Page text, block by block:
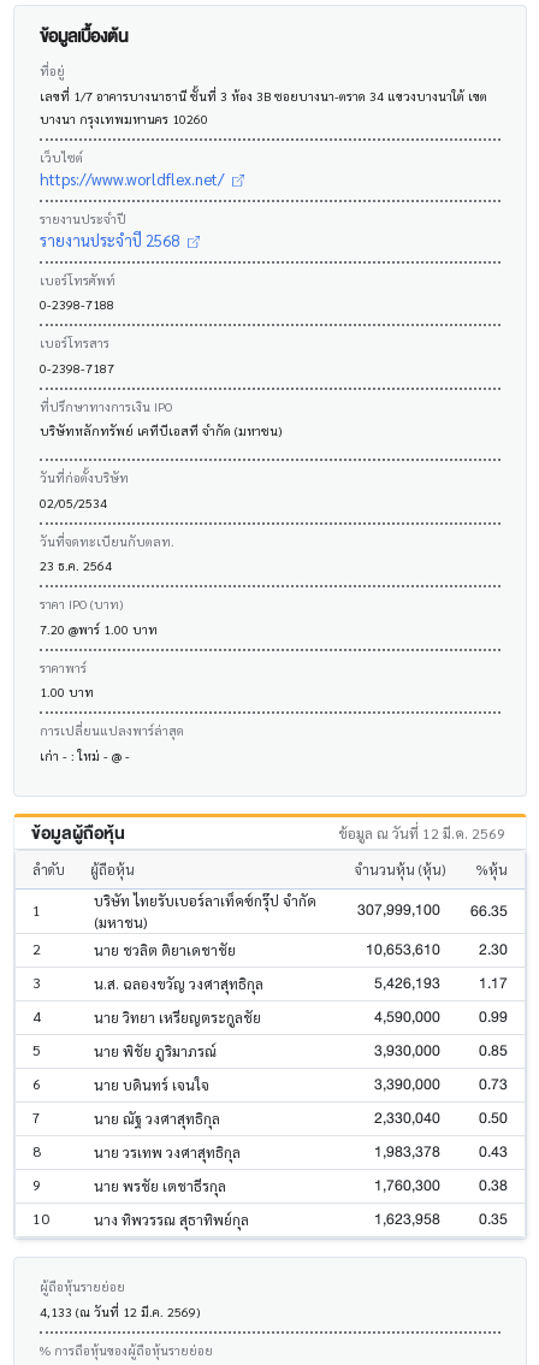
ข้อมูลเบื้องต้น
ที่อยู่
เลขที่ 1/7 อาคารบางนาธานี ชั้นที่ 3 ห้อง 3B ซอยบางนา-ตราด 34 แขวงบางนาใต้ เขต
บางนา กรุงเทพมหานคร 10260
เว็บไซต์
https://www.worldflex.net/
รายงานประจำปี
รายงานประจำปี 2568
เบอร์โทรศัพท์
0-2398-7188
เบอร์โทรสาร
0-2398-7187
ที่ปรึกษาทางการเงิน IPO
บริษัทหลักทรัพย์ เคทีบีเอสที จำกัด (มหาชน)
วันที่ก่อตั้งบริษัท
02/05/2534
วันที่จดทะเบียนกับตลท.
23 ธ.ค. 2564
ราคา IPO (บาท)
7.20 @พาร์ 1.00 บาท
ราคาพาร์
1.00 บาท
การเปลี่ยนแปลงพาร์ล่าสุด
เก่า - : ใหม่ - @ -
ข้อมูลผู้ถือหุ้น ข้อมูล ณ วันที่ 12 มี.ค. 2569
ลำดับ ผู้ถือหุ้น จำนวนหุ้น (หุ้น) %หุ้น
1
บริษัท ไทยรับเบอร์ลาเท็คซ์กรุ๊ป จำกัด
(มหาชน)
307,999,100 66.35
2 นาย ชวลิต ติยาเดชาชัย 10,653,610 2.30
3 น.ส. ฉลองขวัญ วงศาสุทธิกุล 5,426,193 1.17
4 นาย วิทยา เหรียญตระกูลชัย 4,590,000 0.99
5 นาย พิชัย ภูริมาภรณ์ 3,930,000 0.85
6 นาย บดินทร์ เจนใจ 3,390,000 0.73
7 นาย ณัฐ วงศาสุทธิกุล 2,330,040 0.50
8 นาย วรเทพ วงศาสุทธิกุล 1,983,378 0.43
9 นาย พรชัย เตชาธีรกุล 1,760,300 0.38
10 นาง ทิพวรรณ สุธาทิพย์กุล 1,623,958 0.35
ผู้ถือหุ้นรายย่อย
4,133 (ณ วันที่ 12 มี.ค. 2569)
% การถือหุ้นของผู้ถือหุ้นรายย่อย